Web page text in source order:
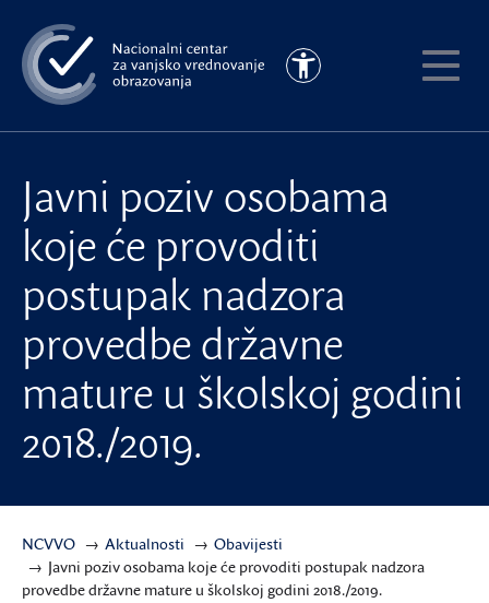
na
glavni
sadržaj
Pristupačnost
Javni poziv osobama
koje će provoditi
postupak nadzora
provedbe državne
mature u školskoj godini
2018./2019.
NCVVO Aktualnosti
Obavijesti
Javni poziv osobama koje će provoditi postupak nadzora
provedbe državne mature u školskoj godini 2018./2019.